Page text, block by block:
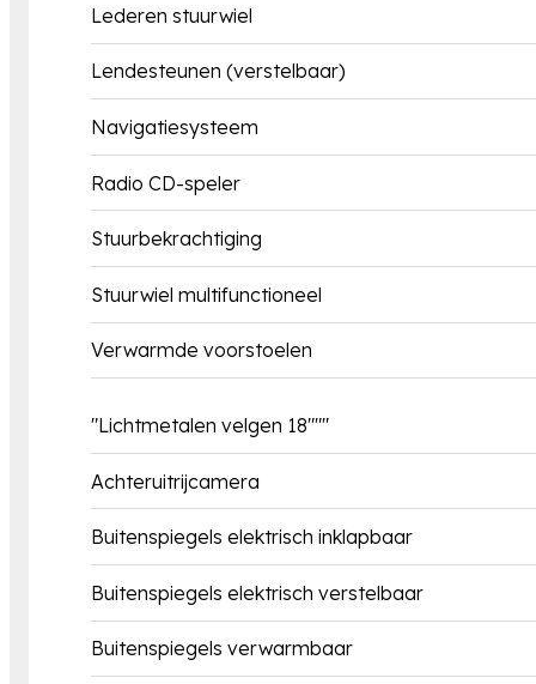
Lederen stuurwiel
Lendesteunen (verstelbaar)
Navigatiesysteem
Radio CD-speler
Stuurbekrachtiging
Stuurwiel multifunctioneel
Verwarmde voorstoelen
"Lichtmetalen velgen 18"""
Achteruitrijcamera
Buitenspiegels elektrisch inklapbaar
Buitenspiegels elektrisch verstelbaar
Buitenspiegels verwarmbaar